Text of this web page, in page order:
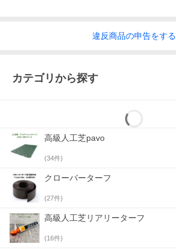
違反商品の申告をする
カテゴリから探す
高級人工芝pavo
(34件)
クローバーターフ
(27件)
高級人工芝リアリーターフ
(16件)